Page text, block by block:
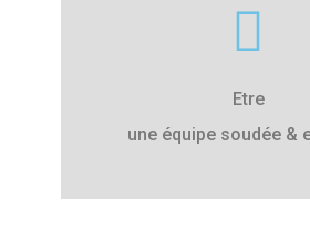
Etre
une équipe soudée &